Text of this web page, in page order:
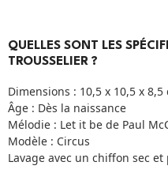
QUELLES SONT LES
TROUSSELIER ?
Dimensions : 10,5 x 10,5 x 8,5
Âge : Dès la naissance
Mélodie : Let it be de Paul
Modèle : Circus
Lavage avec un chiffon sec